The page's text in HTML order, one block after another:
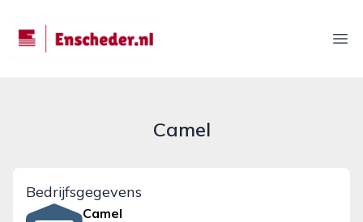
enscheder.nl
Camel
Bedrijfsgegevens
Camel